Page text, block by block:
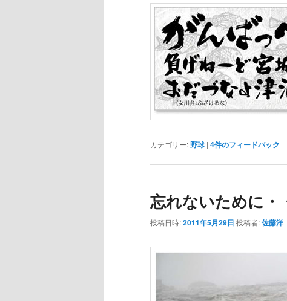
カテゴリー:野球 | 4件のフィードバック
忘れないために・
投稿日時:2011年5月29日 投稿者:佐藤洋